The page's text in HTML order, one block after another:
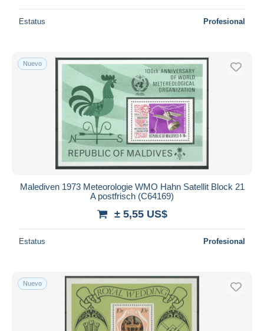
Estatus Profesional
Nuevo
Malediven 1973 Meteorologie WMO Hahn Satellit Block 21
A postfrisch (C64169)
± 5,55 US$
Estatus Profesional
Nuevo